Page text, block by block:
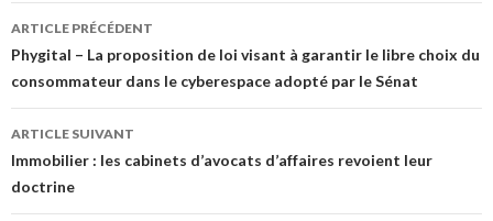
Navigation
des
articles
ARTICLE PRÉCÉDENT
Phygital – La proposition de loi visant à garantir le libre choix du
consommateur dans le cyberespace adopté par le Sénat
ARTICLE SUIVANT
Immobilier : les cabinets d’avocats d’affaires revoient leur
doctrine